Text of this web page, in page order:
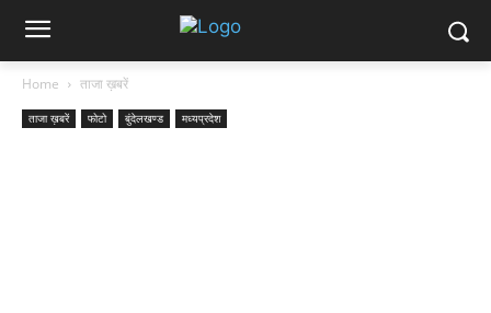
Home ताजा ख़बरें
ताजा ख़बरें फोटो बुंदेलखण्ड मध्यप्रदेश